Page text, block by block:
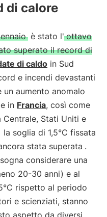
di calore
è stato l' ottavo
superato il record di
di caldo in Sud
e incendi devastanti
un aumento anomalo
in Francia, così come
Centrale, Stati Uniti e
la soglia di 1,5°C fissata
stata superata .
considerare una
20-30 anni) e al
rispetto al periodo
e scienziati, stanno
aspetto da diversi